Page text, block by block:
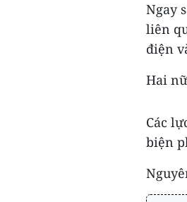
Ngay
liên
điện
Hai
Các
biện